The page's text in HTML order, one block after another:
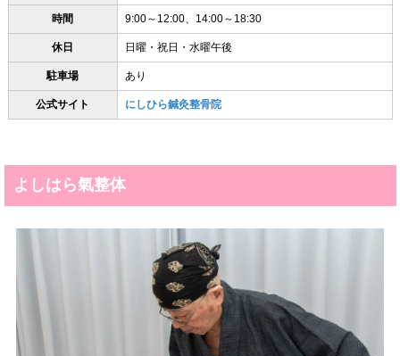
時間 9:00～12:00、14:00～18:30
休日 日曜・祝日・水曜午後
駐車場 あり
公式サイト にしひら鍼灸整骨院
よしはら氣整体